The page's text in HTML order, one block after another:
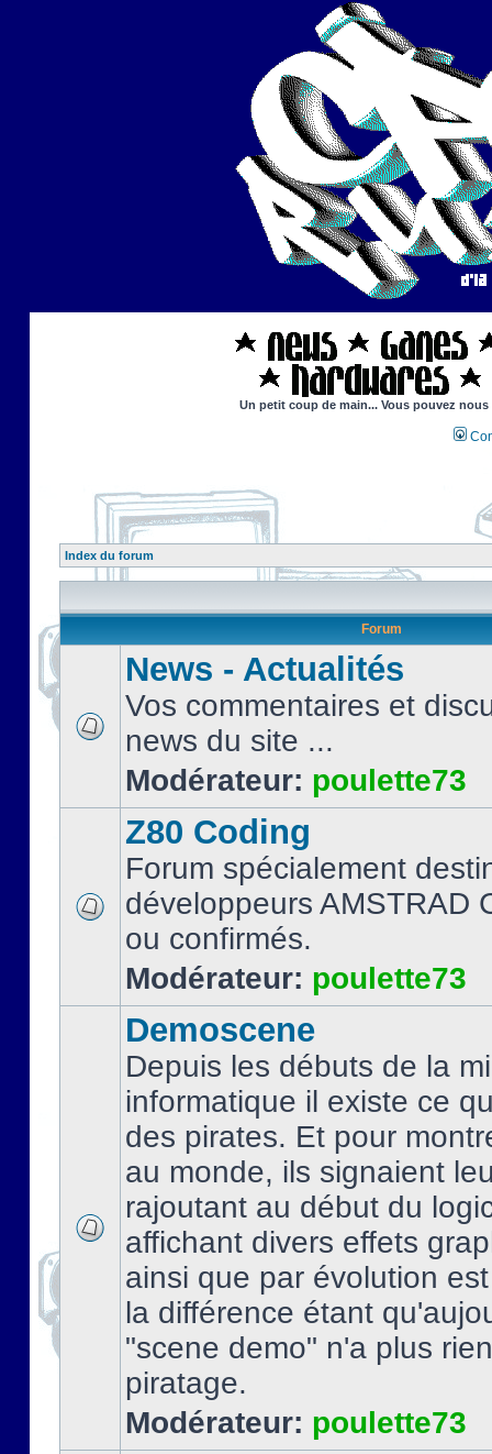
Un petit coup de main... Vous pouvez
Index du forum
Forum
News - Actualités
Vos commentaires et
news du site ...
Modérateur: poulette73
Z80 Coding
Forum spécialement
développeurs AMSTRAD
ou confirmés.
Modérateur: poulette73
Demoscene
Depuis les débuts de la
informatique il existe ce
des pirates. Et pour
au monde, ils signaient
rajoutant au début du
affichant divers effets
ainsi que par évolution
la différence étant
"scene demo" n'a plus
piratage.
Modérateur: poulette73